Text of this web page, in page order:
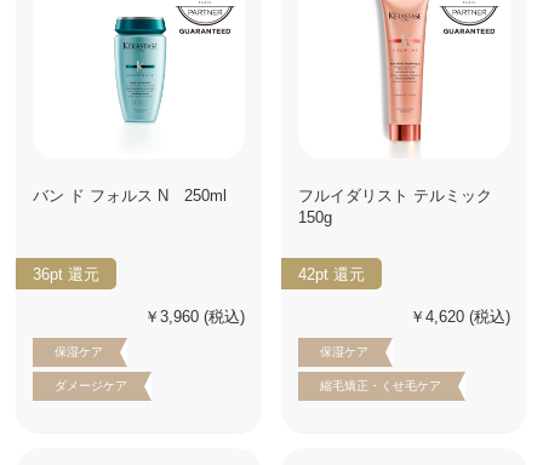
バン ド フォルス N 250ml
36pt 還元
￥3,960 (税込)
保湿ケア
ダメージケア
フルイダリスト テルミック
150g
42pt 還元
￥4,620 (税込)
保湿ケア
縮毛矯正・くせ毛ケア